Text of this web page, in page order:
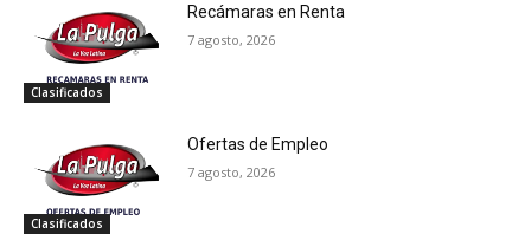
Clasificados
Recámaras en Renta
7 agosto, 2026
Clasificados
Ofertas de Empleo
7 agosto, 2026